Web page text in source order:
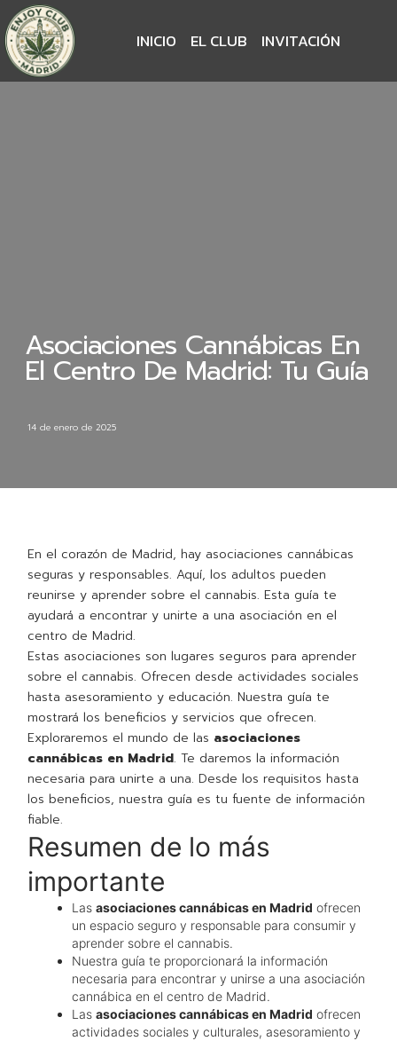
INICIO EL CLUB INVITACIÓN
Asociaciones Cannábicas En
El Centro De Madrid: Tu Guía
14 de enero de 2025
En el corazón de Madrid, hay asociaciones cannábicas
seguras y responsables. Aquí, los adultos pueden
reunirse y aprender sobre el cannabis. Esta guía te
ayudará a encontrar y unirte a una asociación en el
centro de Madrid.
Estas asociaciones son lugares seguros para aprender
sobre el cannabis. Ofrecen desde actividades sociales
hasta asesoramiento y educación. Nuestra guía te
mostrará los beneficios y servicios que ofrecen.
Exploraremos el mundo de las asociaciones
cannábicas en Madrid. Te daremos la información
necesaria para unirte a una. Desde los requisitos hasta
los beneficios, nuestra guía es tu fuente de información
fiable.
Resumen de lo más
importante
Lasasociaciones cannábicas en Madrid ofrecen
un espacio seguro y responsable para consumir y
aprender sobre el cannabis.
Nuestra guía te proporcionará la información
necesaria para encontrar y unirse a una asociación
cannábica en el centro de Madrid.
Lasasociaciones cannábicas en Madrid ofrecen
actividades sociales y culturales, asesoramiento y